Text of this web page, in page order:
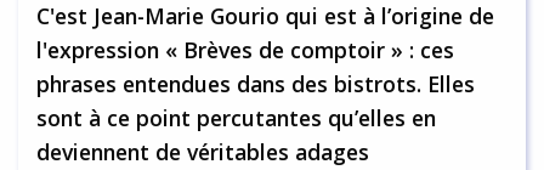
C'est Jean-Marie Gourio qui est à l’origine de
l'expression « Brèves de comptoir » : ces
phrases entendues dans des bistrots. Elles
sont à ce point percutantes qu’elles en
deviennent de véritables adages